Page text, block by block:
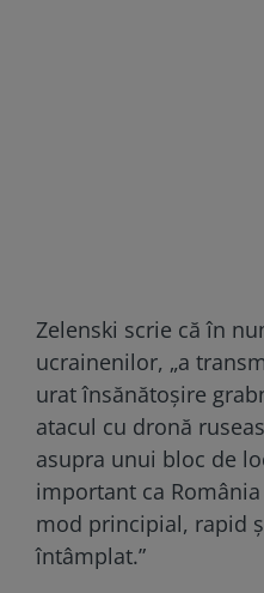
Zelenski scrie că în
ucrainenilor, „a
urat însănătoșire
atacul cu dronă
asupra unui bloc de
important ca
mod principial, rapid
întâmplat.”